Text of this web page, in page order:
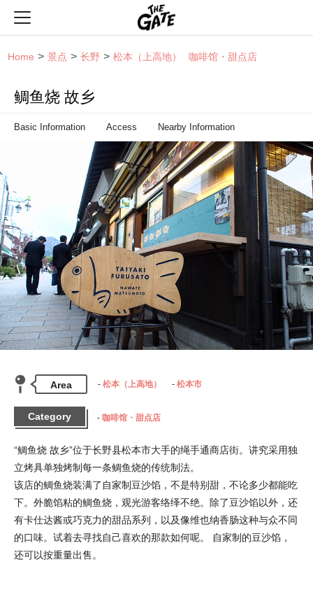
Home 景点 长野 松本（上高地） 咖啡馆・甜点店
鲷鱼烧 故乡
Basic Information Access Nearby Information
Area 松本（上高地） 松本市
Category 咖啡馆・甜点店
“鲷鱼烧 故乡”位于长野县松本市大手的绳手通商店街。讲究采用独
立烤具单独烤制每一条鲷鱼烧的传统制法。
该店的鲷鱼烧装满了自家制豆沙馅，不是特别甜，不论多少都能吃
下。外脆馅粘的鲷鱼烧，观光游客络绎不绝。除了豆沙馅以外，还
有卡仕达酱或巧克力的甜品系列，以及像维也纳香肠这种与众不同
的口味。试着去寻找自己喜欢的那款如何呢。 自家制的豆沙馅，
还可以按重量出售。